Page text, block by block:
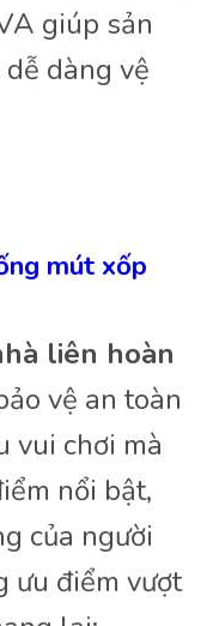
giúp sản
dàng vệ
mút xốp
liên hoàn
vệ an toàn
vui chơi mà
nổi bật,
của người
ưu điểm vượt